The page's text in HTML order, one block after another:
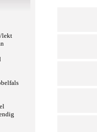
lekt